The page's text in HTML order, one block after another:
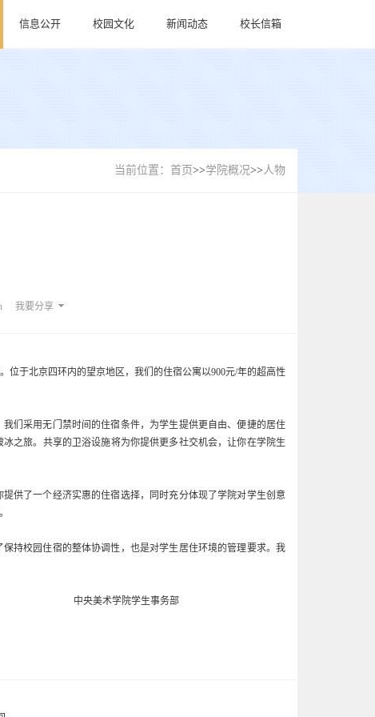
信息公开 校园文化 新闻动态 校长信箱
当前位置： 首页>>学院概况>>人物
我要分享
于北京四环内的望京地区，我们的住宿公寓以900元/年的超高性
们采用无门禁时间的住宿条件，为学生提供更自由、便捷的居住
之旅。共享的卫浴设施将为你提供更多社交机会，让你在学院生
供了一个经济实惠的住宿选择，同时充分体现了学院对学生创意
持校园住宿的整体协调性，也是对学生居住环境的管理要求。我
事务部